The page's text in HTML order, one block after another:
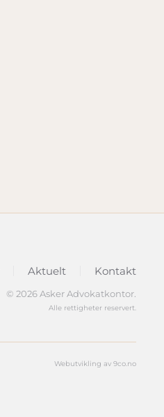
Aktuelt Kontakt
©2026 Asker Advokatkontor.
Alle rettigheter reservert.
Webutvikling av 9co.no